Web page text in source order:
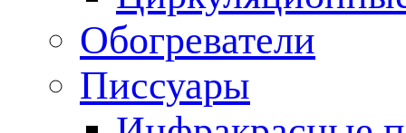
Обогреватели
Писсуары